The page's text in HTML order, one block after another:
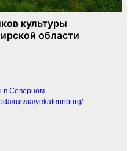
в Северном
russia/yekaterinburg/